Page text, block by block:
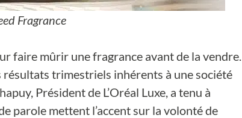
Fragrance
faire mûrir une fragrance avant de la vendre.
résultats trimestriels inhérents à une société
Président de L’Oréal Luxe, a tenu à
parole mettent l’accent sur la volonté de